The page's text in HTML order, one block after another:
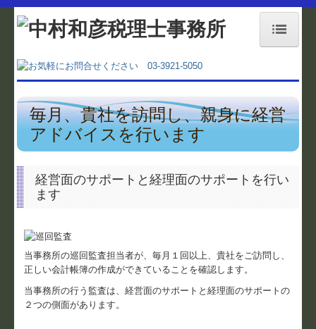
ホーム
業務内容
料金案内
お役立ちコーナー
関与先向け融資商品ご紹介
毎月、貴社を訪問し、親身に経営
アドバイスを行います
経営面のサポートと経理面のサポートを行い
ます
当事務所の巡回監査担当者が、毎月１回以上、貴社をご訪問し、
正しい会計帳簿の作成ができていることを確認します。
当事務所の行う監査は、経営面のサポートと経理面のサポートの
２つの側面があります。